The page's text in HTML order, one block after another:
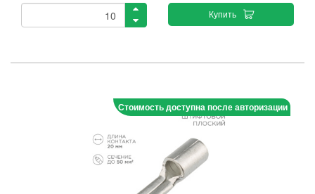
Купить
Стоимость доступна после авторизации